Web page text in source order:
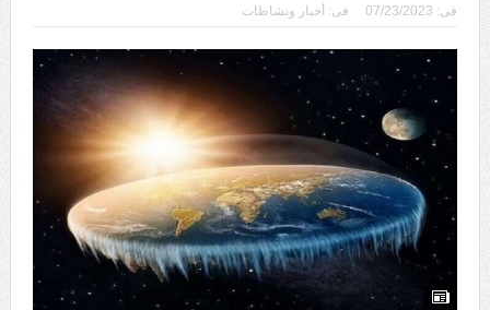
فى: 07/23/2023 فى: أخبار ونشاطات